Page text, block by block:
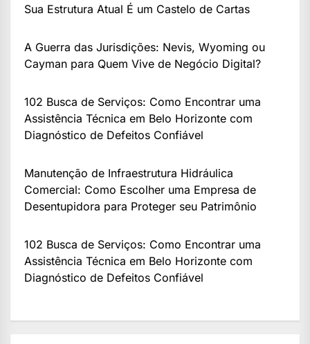
Sua Estrutura Atual É um Castelo de Cartas
A Guerra das Jurisdições: Nevis, Wyoming ou
Cayman para Quem Vive de Negócio Digital?
102 Busca de Serviços: Como Encontrar uma
Assistência Técnica em Belo Horizonte com
Diagnóstico de Defeitos Confiável
Manutenção de Infraestrutura Hidráulica
Comercial: Como Escolher uma Empresa de
Desentupidora para Proteger seu Patrimônio
102 Busca de Serviços: Como Encontrar uma
Assistência Técnica em Belo Horizonte com
Diagnóstico de Defeitos Confiável